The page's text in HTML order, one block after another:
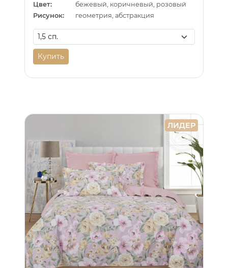
Цвет:
бежевый, коричневый, розовый
Рисунок:
геометрия, абстракция
Купить
ЛИДЕР